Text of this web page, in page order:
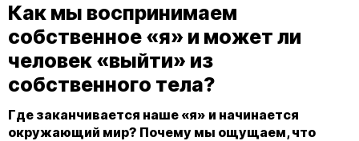
Как мы воспринимаем
собственное «я» и может ли
человек «выйти» из
собственного тела?
Где заканчивается наше «я» и начинается
окружающий мир? Почему мы ощущаем, что